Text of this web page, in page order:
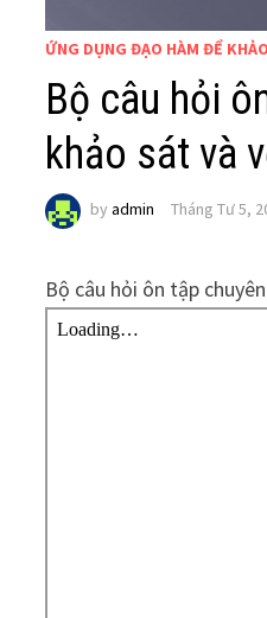
ỨNG DỤNG ĐẠO HÀM ĐỂ
Bộ câu hỏi
khảo sát và
byadmin Tháng Tư 5,
Bộ câu hỏi ôn tập